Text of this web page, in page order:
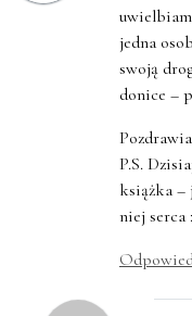
jedna
swoją
donice –
P.S.
książka –
niej serca